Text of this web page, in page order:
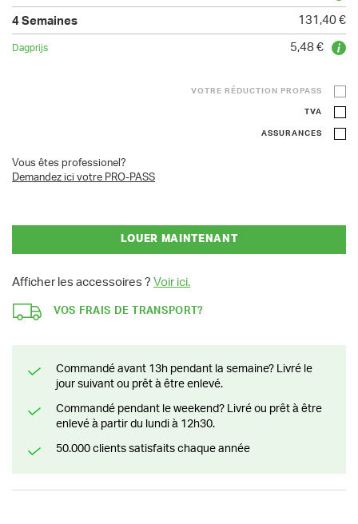
131,40 €
5,48 €
VOTRE RÉDUCTION PROPASS
TVA
ASSURANCES
Vous êtes professionel?
Demandez ici votre PRO-PASS
LOUER MAINTENANT
Afficher les accessoires ? Voir ici.
VOS FRAIS DE TRANSPORT?
Commandé avant 13h pendant la semaine? Livré le
jour suivant ou prêt à être enlevé.
Commandé pendant le weekend? Livré ou prêt à être
enlevé à partir du lundi à 12h30.
50.000 clients satisfaits chaque année